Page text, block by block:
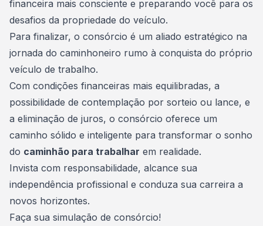
financeira mais consciente e preparando você para os
desafios da propriedade do veículo.
Para finalizar, o consórcio é um aliado estratégico na
jornada do caminhoneiro rumo à conquista do próprio
veículo de trabalho.
Com condições financeiras mais equilibradas, a
possibilidade de contemplação por sorteio ou lance, e
a eliminação de juros, o consórcio oferece um
caminho sólido e inteligente para transformar o sonho
do caminhão para trabalhar em realidade.
Invista com responsabilidade, alcance sua
independência profissional e conduza sua carreira a
novos horizontes.
Faça sua simulação de consórcio!